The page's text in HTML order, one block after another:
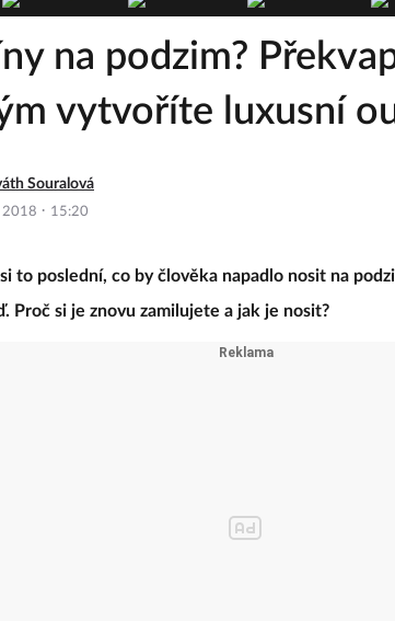
na podzim?
vytvoříte luxusní
Souralová
2018 · 15:20
to poslední, co by člověka napadlo nosit na
Proč si je znovu zamilujete a jak je nosit?